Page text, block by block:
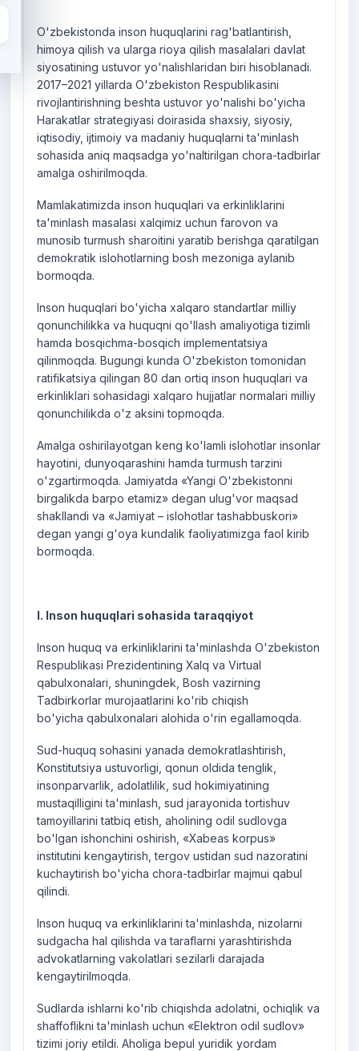
O'zbekistonda inson huquqlarini rag'batlantirish,
himoya qilish va ularga rioya qilish masalalari davlat
siyosatining ustuvor yo'nalishlaridan biri hisoblanadi.
2017–2021 yillarda O'zbekiston Respublikasini
rivojlantirishning beshta ustuvor yo'nalishi bo'yicha
Harakatlar strategiyasi doirasida shaxsiy, siyosiy,
iqtisodiy, ijtimoiy va madaniy huquqlarni ta'minlash
sohasida aniq maqsadga yo'naltirilgan chora-tadbirlar
amalga oshirilmoqda.
Mamlakatimizda inson huquqlari va erkinliklarini
ta'minlash masalasi xalqimiz uchun farovon va
munosib turmush sharoitini yaratib berishga qaratilgan
demokratik islohotlarning bosh mezoniga aylanib
bormoqda.
Inson huquqlari bo'yicha xalqaro standartlar milliy
qonunchilikka va huquqni qo'llash amaliyotiga tizimli
hamda bosqichma-bosqich implementatsiya
qilinmoqda. Bugungi kunda O'zbekiston tomonidan
ratifikatsiya qilingan 80 dan ortiq inson huquqlari va
erkinliklari sohasidagi xalqaro hujjatlar normalari milliy
qonunchilikda o'z aksini topmoqda.
Amalga oshirilayotgan keng ko'lamli islohotlar insonlar
hayotini, dunyoqarashini hamda turmush tarzini
o'zgartirmoqda. Jamiyatda «Yangi O'zbekistonni
birgalikda barpo etamiz» degan ulug'vor maqsad
shakllandi va «Jamiyat – islohotlar tashabbuskori»
degan yangi g'oya kundalik faoliyatimizga faol kirib
bormoqda.
I. Inson huquqlari sohasida taraqqiyot
Inson huquq va erkinliklarini ta'minlashda O'zbekiston
Respublikasi Prezidentining Xalq va Virtual
qabulxonalari, shuningdek, Bosh vazirning
Tadbirkorlar murojaatlarini ko'rib chiqish
bo'yicha qabulxonalari alohida o'rin egallamoqda.
Sud-huquq sohasini yanada demokratlashtirish,
Konstitutsiya ustuvorligi, qonun oldida tenglik,
insonparvarlik, adolatlilik, sud hokimiyatining
mustaqilligini ta'minlash, sud jarayonida tortishuv
tamoyillarini tatbiq etish, aholining odil sudlovga
bo'lgan ishonchini oshirish, «Xabeas korpus»
institutini kengaytirish, tergov ustidan sud nazoratini
kuchaytirish bo'yicha chora-tadbirlar majmui qabul
qilindi.
Inson huquq va erkinliklarini ta'minlashda, nizolarni
sudgacha hal qilishda va taraflarni yarashtirishda
advokatlarning vakolatlari sezilarli darajada
kengaytirilmoqda.
Sudlarda ishlarni ko'rib chiqishda adolatni, ochiqlik va
shaffoflikni ta'minlash uchun «Elektron odil sudlov»
tizimi joriy etildi. Aholiga bepul yuridik yordam